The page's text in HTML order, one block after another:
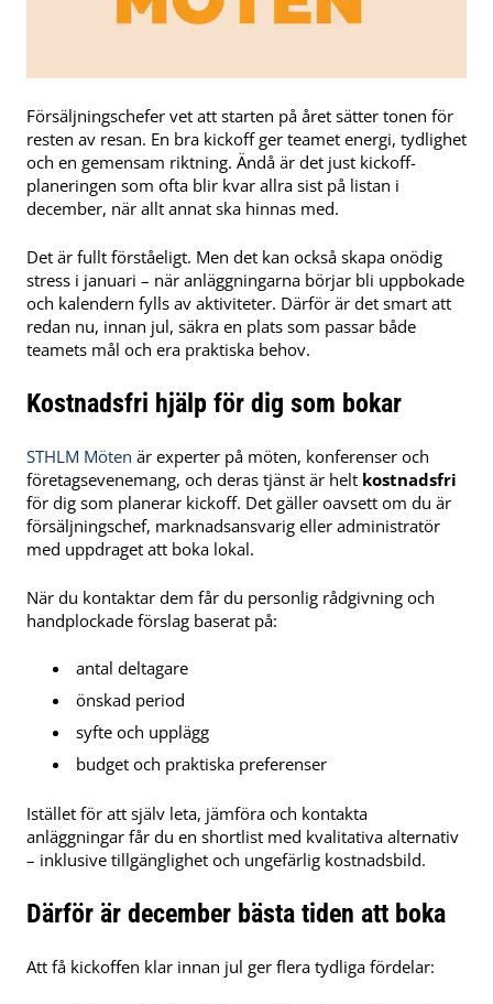
Försäljningschefer vet att starten på året sätter tonen för
resten av resan. En bra kickoff ger teamet energi, tydlighet
och en gemensam riktning. Ändå är det just kickoff-
planeringen som ofta blir kvar allra sist på listan i
december, när allt annat ska hinnas med.
Det är fullt förståeligt. Men det kan också skapa onödig
stress i januari – när anläggningarna börjar bli uppbokade
och kalendern fylls av aktiviteter. Därför är det smart att
redan nu, innan jul, säkra en plats som passar både
teamets mål och era praktiska behov.
Kostnadsfri hjälp för dig som bokar
STHLM Möten är experter på möten, konferenser och
företagsevenemang, och deras tjänst är helt kostnadsfri
för dig som planerar kickoff. Det gäller oavsett om du är
försäljningschef, marknadsansvarig eller administratör
med uppdraget att boka lokal.
När du kontaktar dem får du personlig rådgivning och
handplockade förslag baserat på:
antal deltagare
önskad period
syfte och upplägg
budget och praktiska preferenser
Istället för att själv leta, jämföra och kontakta
anläggningar får du en shortlist med kvalitativa alternativ
– inklusive tillgänglighet och ungefärlig kostnadsbild.
Därför är december bästa tiden att boka
Att få kickoffen klar innan jul ger flera tydliga fördelar: